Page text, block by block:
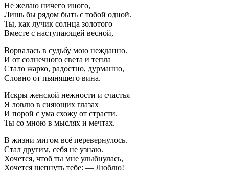
Не желаю ничего иного,
Лишь бы рядом быть с тобой одной.
Ты, как лучик солнца золотого
Вместе с наступающей весной,
Ворвалась в судьбу мою нежданно.
И от солнечного света и тепла
Стало жарко, радостно, дурманно,
Словно от пьянящего вина.
Искры женской нежности и счастья
Я ловлю в сияющих глазах
И порой с ума схожу от страсти.
Ты со мною в мыслях и мечтах.
В жизни мигом всё перевернулось.
Стал другим, себя не узнаю.
Хочется, чтоб ты мне улыбнулась,
Хочется шепнуть тебе: — Люблю!